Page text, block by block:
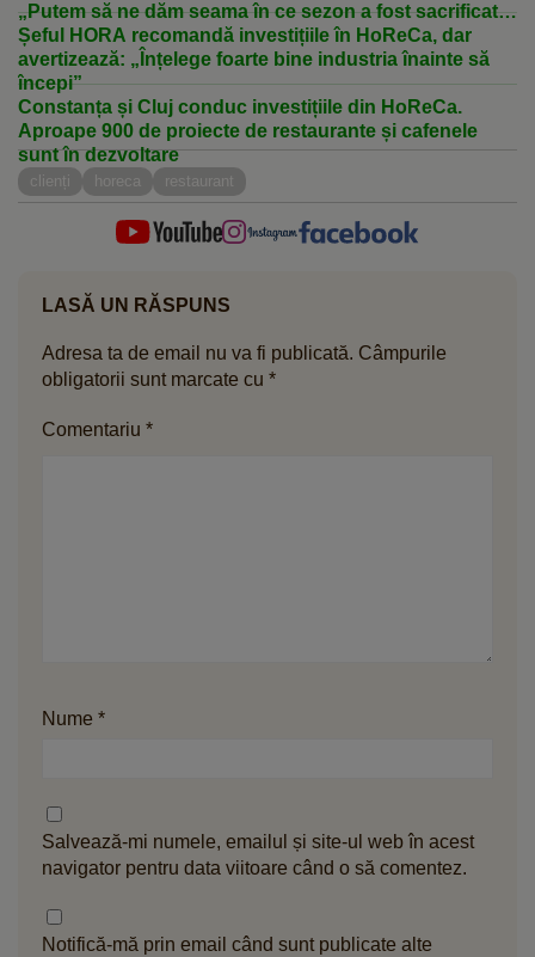
„Putem să ne dăm seama în ce sezon a fost sacrificat
animalul după gustul fripturii”
Șeful HORA recomandă investițiile în HoReCa, dar
avertizează: „Înțelege foarte bine industria înainte să
începi”
Constanța și Cluj conduc investițiile din HoReCa.
Aproape 900 de proiecte de restaurante și cafenele
sunt în dezvoltare
clienți horeca restaurant
LASĂ UN RĂSPUNS
Adresa ta de email nu va fi publicată. Câmpurile
obligatorii sunt marcate cu *
Comentariu *
Nume *
Salvează-mi numele, emailul și site-ul web în acest
navigator pentru data viitoare când o să comentez.
Notifică-mă prin email când sunt publicate alte